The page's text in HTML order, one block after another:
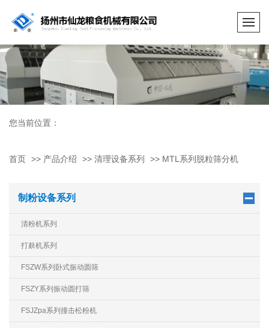
您当前位置：
首页 >> 产品介绍 >> 清理设备系列 >> MTL系列脱粒筛分机
制粉设备系列
清粉机系列
打麸机系列
FSZW系列卧式振动圆筛
FSZY系列振动圆打筛
FSJZpa系列撞击松粉机